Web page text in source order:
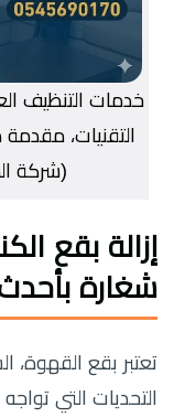
خدمات التنظيف
التقنيات،
(شركة
إزالة بقع
شغارة
تعتبر بقع القهوة،
التحديات التي